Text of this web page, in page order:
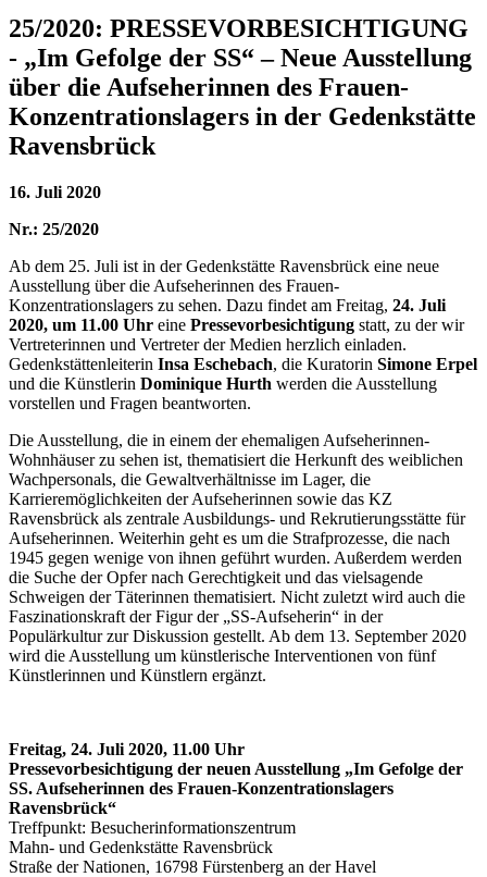
25/2020: PRESSEVORBESICHTIGUNG
- „Im Gefolge der SS“ – Neue Ausstellung
über die Aufseherinnen des Frauen-
Konzentrationslagers in der Gedenkstätte
Ravensbrück
16. Juli 2020
Nr.: 25/2020
Ab dem 25. Juli ist in der Gedenkstätte Ravensbrück eine neue
Ausstellung über die Aufseherinnen des Frauen-
Konzentrationslagers zu sehen. Dazu findet am Freitag, 24. Juli
2020, um 11.00 Uhr eine Pressevorbesichtigung statt, zu der wir
Vertreterinnen und Vertreter der Medien herzlich einladen.
Gedenkstättenleiterin Insa Eschebach, die Kuratorin Simone Erpel
und die Künstlerin Dominique Hurth werden die Ausstellung
vorstellen und Fragen beantworten.
Die Ausstellung, die in einem der ehemaligen Aufseherinnen-
Wohnhäuser zu sehen ist, thematisiert die Herkunft des weiblichen
Wachpersonals, die Gewaltverhältnisse im Lager, die
Karrieremöglichkeiten der Aufseherinnen sowie das KZ
Ravensbrück als zentrale Ausbildungs- und Rekrutierungsstätte für
Aufseherinnen. Weiterhin geht es um die Strafprozesse, die nach
1945 gegen wenige von ihnen geführt wurden. Außerdem werden
die Suche der Opfer nach Gerechtigkeit und das vielsagende
Schweigen der Täterinnen thematisiert. Nicht zuletzt wird auch die
Faszinationskraft der Figur der „SS-Aufseherin“ in der
Populärkultur zur Diskussion gestellt. Ab dem 13. September 2020
wird die Ausstellung um künstlerische Interventionen von fünf
Künstlerinnen und Künstlern ergänzt.
Freitag, 24. Juli 2020, 11.00 Uhr
Pressevorbesichtigung der neuen Ausstellung „Im Gefolge der
SS. Aufseherinnen des Frauen-Konzentrationslagers
Ravensbrück“
Treffpunkt: Besucherinformationszentrum
Mahn- und Gedenkstätte Ravensbrück
Straße der Nationen, 16798 Fürstenberg an der Havel